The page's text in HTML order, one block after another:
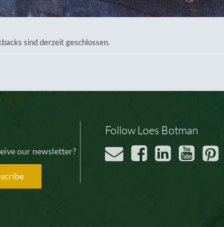
sind derzeit geschlossen.
our newsletter?
Follow Loes Botman